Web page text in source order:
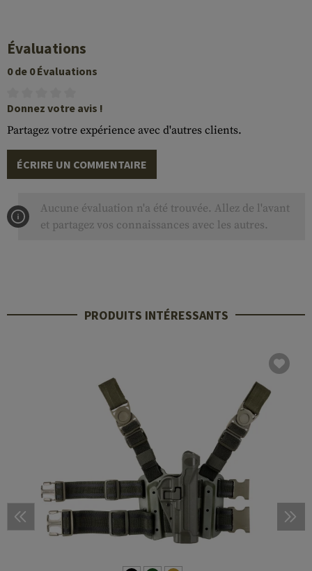
Évaluations
0 de 0 Évaluations
Donnez votre avis !
Partagez votre expérience avec d'autres clients.
ÉCRIRE UN COMMENTAIRE
Aucune évaluation n'a été trouvée. Allez de l'avant
et partagez vos connaissances avec les autres.
PRODUITS INTÉRESSANTS